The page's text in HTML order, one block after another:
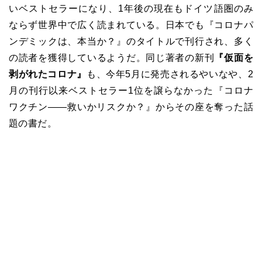
いベストセラーになり、1年後の現在もドイツ語圏のみ
ならず世界中で広く読まれている。日本でも『コロナパ
ンデミックは、本当か？』のタイトルで刊行され、多く
の読者を獲得しているようだ。同じ著者の新刊
『仮面を
剥がれたコロナ』
も、今年5月に発売されるやいなや、2
月の刊行以来ベストセラー1位を譲らなかった『コロナ
ワクチン――救いかリスクか？』からその座を奪った話
題の書だ。